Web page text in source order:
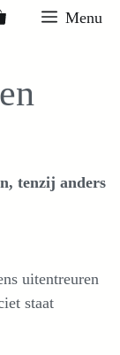
Menu
tenzij anders
uitentreuren
staat